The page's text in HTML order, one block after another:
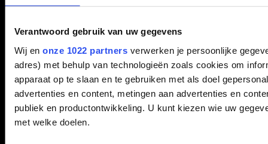
Verantwoord gebruik van uw gegevens
Wij en onze 1022 partnersverwerken je persoonlijke
adres) met behulp van technologieën zoals cookies om
apparaat op te slaan en te gebruiken met als doel
advertenties en content, metingen aan advertenties en
publiek en productontwikkeling. U kunt kiezen wie uw
met welke doelen.
Technische opleiding
volgen in de regio
Amsterdam? Dat is
mogelijk op deze
scholen!